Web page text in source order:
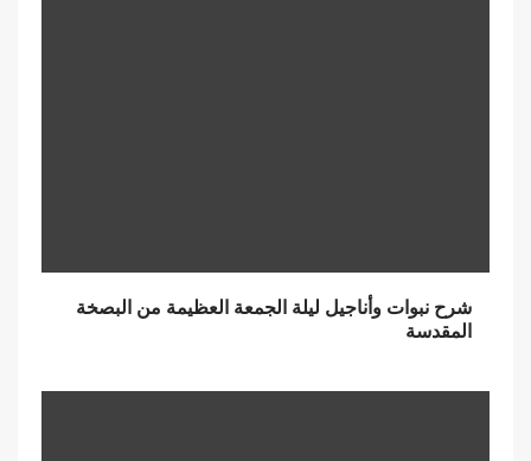
شرح نبوات وأناجيل ليلة الجمعة العظيمة من البصخة
المقدسة